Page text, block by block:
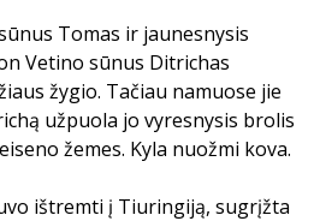
Tomas ir jaunesnysis
Vetino sūnus Ditrichas
žygio. Tačiau namuose jie
užpuola jo vyresnysis brolis
žemes. Kyla nuožmi kova.
ištremti į Tiuringiją, sugrįžta